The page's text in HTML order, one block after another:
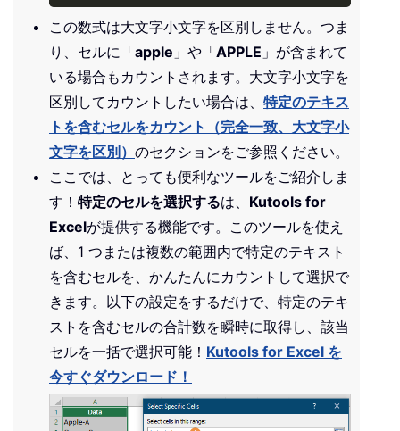
この数式は大文字小文字を区別しません。つま
り、セルに「apple 」や「APPLE 」が含まれて
いる場合もカウントされます。大文字小文字を
区別してカウントしたい場合は、 特定のテキス
トを含むセルをカウント（完全一致、大文字小
文字を区別） のセクションをご参照ください。
ここでは、とっても便利なツールをご紹介しま
す！ 特定のセルを選択するは、 Kutools for
Excelが提供する機能です。このツールを使え
ば、1 つまたは複数の範囲内で特定のテキスト
を含むセルを、かんたんにカウントして選択で
きます。以下の設定をするだけで、特定のテキ
ストを含むセルの合計数を瞬時に取得し、該当
セルを一括で選択可能！ Kutools for Excel を
今すぐダウンロード！